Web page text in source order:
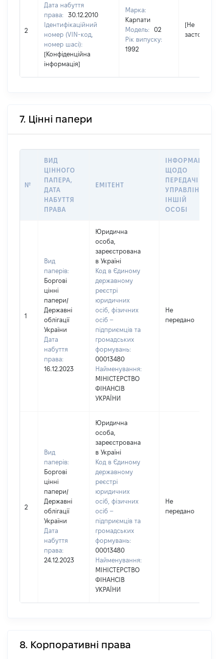
2
Дата набуття
права:
30.12.2010
Ідентифікаційний
номер (VIN-код,
номер шасі):
[Конфіденційна
інформація]
Марка:
Карпати
Модель:
02
Рік випуску:
1992
[Не
7. Цінні папери
№
ВИД
ЦІННОГО
ПАПЕРА,
ДАТА
НАБУТТЯ
ПРАВА
ЕМІТЕНТ
ІНФОРМАЦІЯ
ЩОДО
ПЕРЕДАЧІ В
УПРАВЛІННЯ
ІНШІЙ
ОСОБІ
1
Вид
паперів:
Боргові
цінні
папери/
Державні
облігації
України
Дата
набуття
права:
16.12.2023
Юридична
особа,
зареєстрована
в Україні
Код в Єдиному
державному
реєстрі
юридичних
осіб, фізичних
осіб –
підприємців та
громадських
формувань:
00013480
Найменування:
МІНІСТЕРСТВО
ФІНАНСІВ
УКРАЇНИ
Не
передано
2
Вид
паперів:
Боргові
цінні
папери/
Державні
облігації
України
Дата
набуття
права:
24.12.2023
Юридична
особа,
зареєстрована
в Україні
Код в Єдиному
державному
реєстрі
юридичних
осіб, фізичних
осіб –
підприємців та
громадських
формувань:
00013480
Найменування:
МІНІСТЕРСТВО
ФІНАНСІВ
УКРАЇНИ
Не
передано
8. Корпоративні права